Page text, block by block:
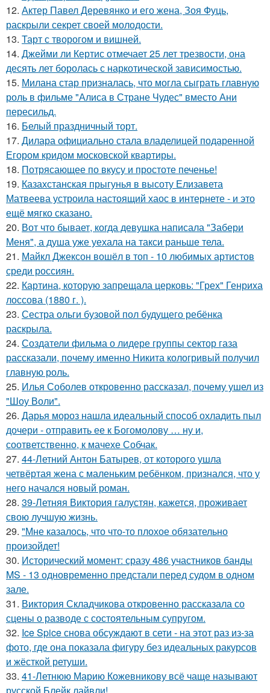
12. Актер Павел Деревянко и его жена, Зоя Фуць,
раскрыли секрет своей молодости.
13. Тарт с творогом и вишней.
14. Джейми ли Кертис отмечает 25 лет трезвости, она
десять лет боролась с наркотической зависимостью.
15. Милана стар призналась, что могла сыграть главную
роль в фильме "Алиса в Стране Чудес" вместо Ани
пересильд.
16. Белый праздничный торт.
17. Дилара официально стала владелицей подаренной
Егором кридом московской квартиры.
18. Потрясающее по вкусу и простоте печенье!
19. Казахстанская прыгунья в высоту Елизавета
Матвеева устроила настоящий хаос в интернете - и это
ещё мягко сказано.
20. Вот что бывает, когда девушка написала "Забери
Меня", а душа уже уехала на такси раньше тела.
21. Майкл Джексон вошёл в топ - 10 любимых артистов
среди россиян.
22. Картина, которую запрещала церковь: "Грех" Генриха
лоссова (1880 г. ).
23. Сестра ольги бузовой пол будущего ребёнка
раскрыла.
24. Создатели фильма о лидере группы сектор газа
рассказали, почему именно Никита кологривый получил
главную роль.
25. Илья Соболев откровенно рассказал, почему ушел из
"Шоу Воли".
26. Дарья мороз нашла идеальный способ охладить пыл
дочери - отправить ее к Богомолову … ну и,
соответственно, к мачехе Собчак.
27. 44-Летний Антон Батырев, от которого ушла
четвёртая жена с маленьким ребёнком, признался, что у
него начался новый роман.
28. 39-Летняя Виктория галустян, кажется, проживает
свою лучшую жизнь.
29. "Мне казалось, что что-то плохое обязательно
произойдет!
30. Исторический момент: сразу 486 участников банды
MS - 13 одновременно предстали перед судом в одном
зале.
31. Виктория Складчикова откровенно рассказала со
сцены о разводе с состоятельным супругом.
32. Ice Spice снова обсуждают в сети - на этот раз из-за
фото, где она показала фигуру без идеальных ракурсов
и жёсткой ретуши.
33. 41-Летнюю Марию Кожевникову всё чаще называют